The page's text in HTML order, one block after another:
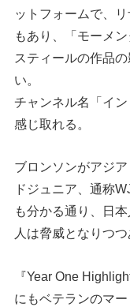
ットフォームで、
もあり、「モーメ
スティールの作品
い。
チャンネル名「イ
感じ取れる。
ブロンソンがアジ
ドジュニア、通称
も分かる通り、日
人は脅威となりつつ
『Year One
にもベテランのマ